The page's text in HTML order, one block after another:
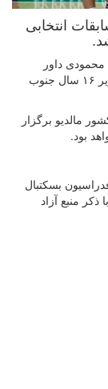
انتخابی
داور
بین‌المللی ایران برای قضاوت در مسابقات انتخابی زیر ۱۶ سال جنوب
میزبانی کشور مالدیو برگزار
بود.
بسکتبال
منبع آزاد